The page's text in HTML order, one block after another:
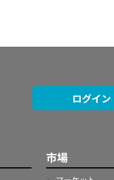
ログイン
市場